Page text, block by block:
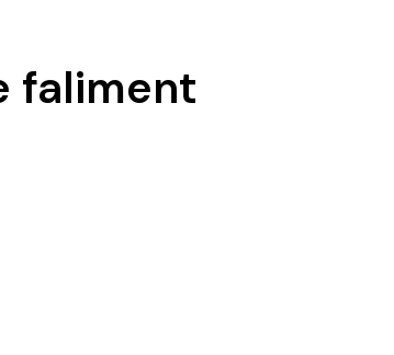
faliment